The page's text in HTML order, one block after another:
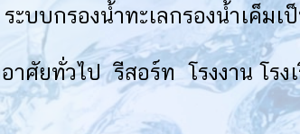
ระบบกรองน้ำทะเลกรองน้ำเค็มเ
ศัยทั่วไป รีสอร์ท โรงงาน โรง